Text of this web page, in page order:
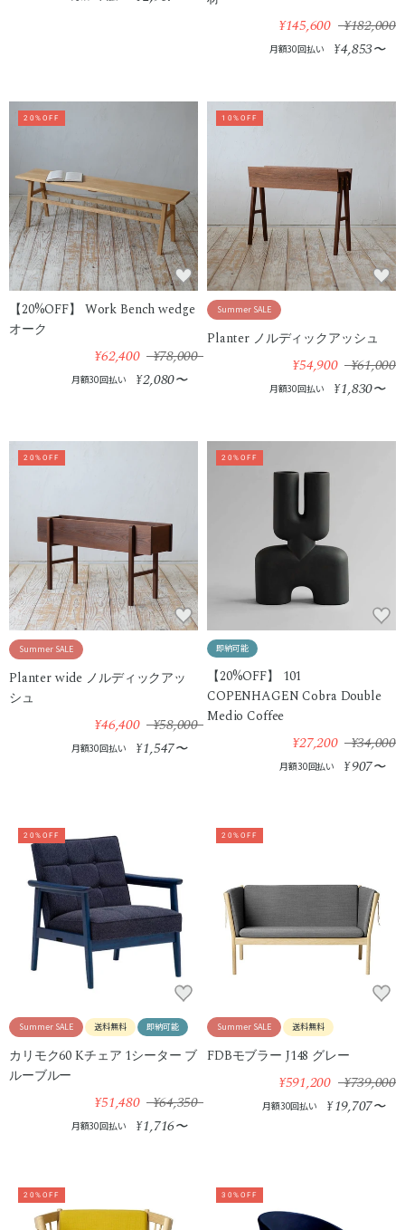
¥145,600 ¥182,000
月額30回払い ¥4,853〜
20%OFF
【20%OFF】 Work Bench wedge
オーク
¥62,400 ¥78,000
月額30回払い ¥2,080〜
10%OFF
Summer SALE
Planter ノルディックアッシュ
¥54,900 ¥61,000
月額30回払い ¥1,830〜
20%OFF
Summer SALE
Planter wide ノルディックアッ
シュ
¥46,400 ¥58,000
月額30回払い ¥1,547〜
20%OFF
即納可能
【20%OFF】 101
COPENHAGEN Cobra Double
Medio Coffee
¥27,200 ¥34,000
月額30回払い ¥907〜
20%OFF
Summer SALE 送料無料 即納可能
カリモク60 Kチェア 1シーター ブ
ルーブルー
¥51,480 ¥64,350
月額30回払い ¥1,716〜
20%OFF
Summer SALE 送料無料
FDBモブラー J148 グレー
¥591,200 ¥739,000
月額30回払い ¥19,707〜
20%OFF 30%OFF